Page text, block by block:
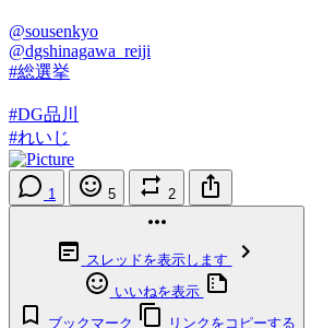
@sousenkyo
@dgshinagawa_reiji
#総選挙
#DG品川
#れいじ
1 5 2
スレッドを表示します
いいねを表示
ブックマーク
リンクをコピーする